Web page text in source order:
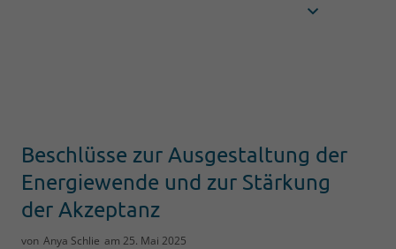
Beschlüsse zur Ausgestaltung der
Energiewende und zur Stärkung
der Akzeptanz
von Anya Schlie am 25. Mai 2025